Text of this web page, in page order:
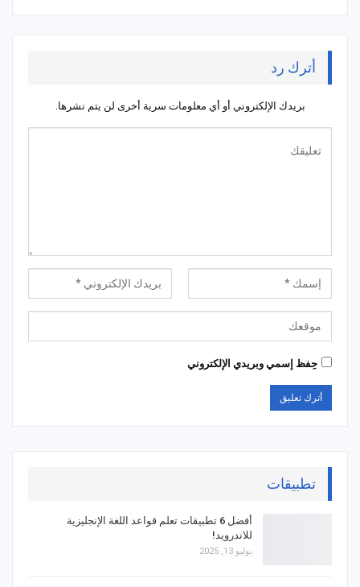
أترك رد
بريدك الإلكتروني أو أي معلومات سرية أخرى لن يتم نشرها.
حِفظ إسمي وبريدي الإلكتروني
تطبيقات
أفضل 6 تطبيقات تعلم قواعد اللغة الإنجليزية
للاندرويد!
يوليو 13, 2025